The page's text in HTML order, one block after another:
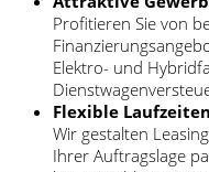
Profitieren Sie von
Elektro- und
Flexible
Wir gestalten
Ihrer Auftragslage